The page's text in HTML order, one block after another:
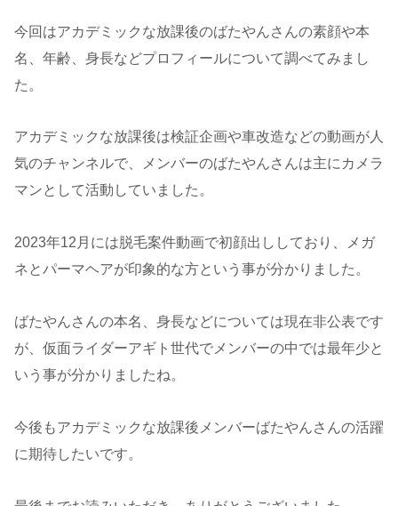
今回はアカデミックな放課後のばたやんさんの素顔や本
名、年齢、身長などプロフィールについて調べてみまし
た。
アカデミックな放課後は検証企画や車改造などの動画が人
気のチャンネルで、メンバーのばたやんさんは主にカメラ
マンとして活動していました。
2023年12月には脱毛案件動画で初顔出ししており、メガ
ネとパーマヘアが印象的な方という事が分かりました。
ばたやんさんの本名、身長などについては現在非公表です
が、仮面ライダーアギト世代でメンバーの中では最年少と
いう事が分かりましたね。
今後もアカデミックな放課後メンバーばたやんさんの活躍
に期待したいです。